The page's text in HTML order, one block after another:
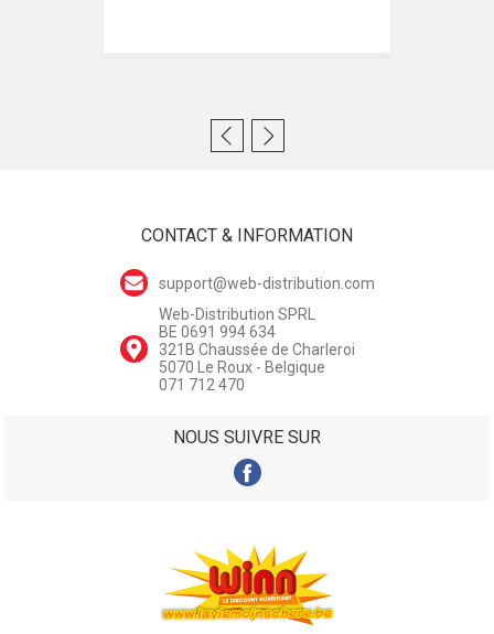
CONTACT & INFORMATION
support@web-distribution.com
Web-Distribution SPRL
BE 0691 994 634
321B Chaussée de Charleroi
5070 Le Roux - Belgique
071 712 470
NOUS SUIVRE SUR